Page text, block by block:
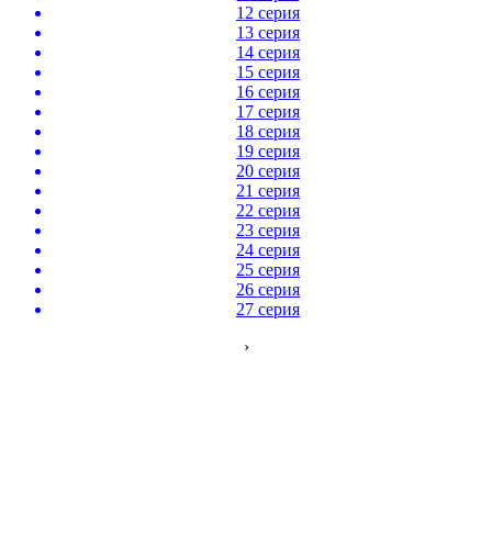
12 серия
13 серия
14 серия
15 серия
16 серия
17 серия
18 серия
19 серия
20 серия
21 серия
22 серия
23 серия
24 серия
25 серия
26 серия
27 серия
›